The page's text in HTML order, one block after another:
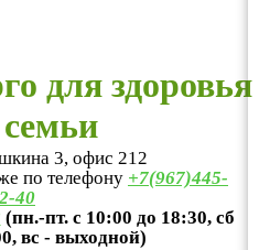
для здоровья
3, офис 212
по телефону +7(967)445-
40
(пн.-пт. с 10:00 до 18:30, сб
вс - выходной)